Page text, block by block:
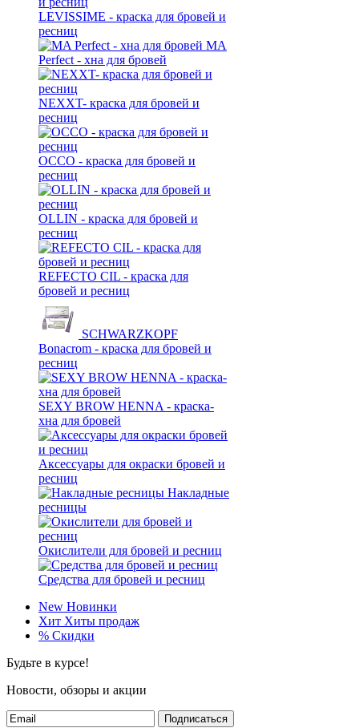
LEVISSIME - краска для бровей и
ресниц
MA
Perfect - хна для бровей
NEXXT- краска для бровей и
ресниц
OCCO - краска для бровей и
ресниц
OLLIN - краска для бровей и
ресниц
REFECTO CIL - краска для
бровей и ресниц
SCHWARZKOPF
Bonacrom - краска для бровей и
ресниц
SEXY BROW HENNA - краска-
хна для бровей
Аксессуары для окраски бровей и
ресниц
Накладные
ресницы
Окислители для бровей и ресниц
Средства для бровей и ресниц
New Новинки
Хит Хиты продаж
% Скидки
Будьте в курсе!
Новости, обзоры и акции
Подписаться